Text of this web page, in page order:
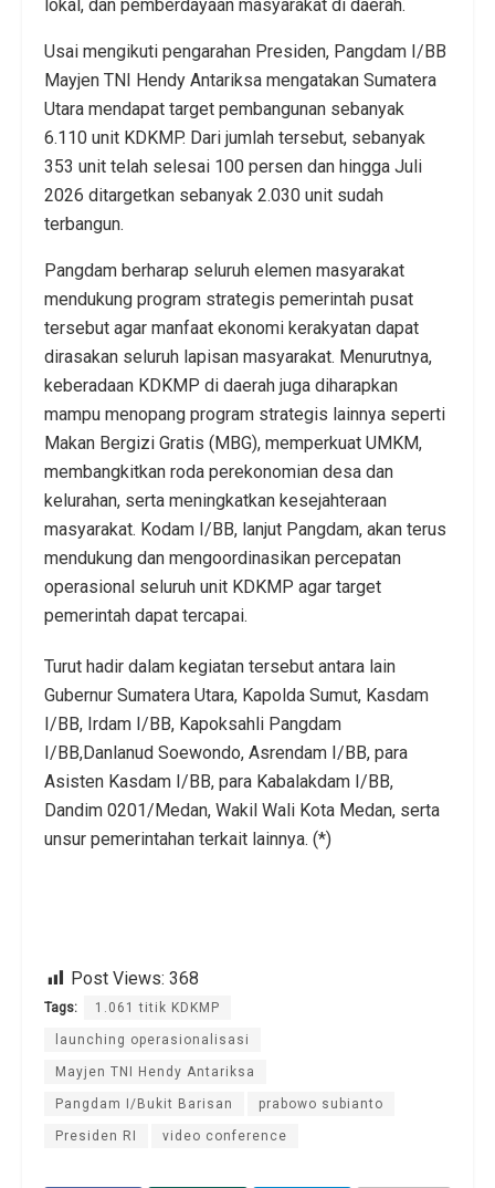
lokal, dan pemberdayaan masyarakat di daerah.
Usai mengikuti pengarahan Presiden, Pangdam I/BB
Mayjen TNI Hendy Antariksa mengatakan Sumatera
Utara mendapat target pembangunan sebanyak
6.110 unit KDKMP. Dari jumlah tersebut, sebanyak
353 unit telah selesai 100 persen dan hingga Juli
2026 ditargetkan sebanyak 2.030 unit sudah
terbangun.
Pangdam berharap seluruh elemen masyarakat
mendukung program strategis pemerintah pusat
tersebut agar manfaat ekonomi kerakyatan dapat
dirasakan seluruh lapisan masyarakat. Menurutnya,
keberadaan KDKMP di daerah juga diharapkan
mampu menopang program strategis lainnya seperti
Makan Bergizi Gratis (MBG), memperkuat UMKM,
membangkitkan roda perekonomian desa dan
kelurahan, serta meningkatkan kesejahteraan
masyarakat. Kodam I/BB, lanjut Pangdam, akan terus
mendukung dan mengoordinasikan percepatan
operasional seluruh unit KDKMP agar target
pemerintah dapat tercapai.
Turut hadir dalam kegiatan tersebut antara lain
Gubernur Sumatera Utara, Kapolda Sumut, Kasdam
I/BB, Irdam I/BB, Kapoksahli Pangdam
I/BB,Danlanud Soewondo, Asrendam I/BB, para
Asisten Kasdam I/BB, para Kabalakdam I/BB,
Dandim 0201/Medan, Wakil Wali Kota Medan, serta
unsur pemerintahan terkait lainnya. (*)
Post Views: 368
Tags: 1.061 titik KDKMP
launching operasionalisasi
Mayjen TNI Hendy Antariksa
Pangdam I/Bukit Barisan prabowo subianto
Presiden RI video conference